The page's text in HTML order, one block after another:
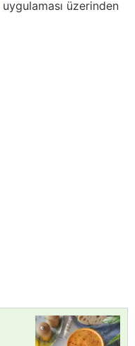
uygulaması üzerinden